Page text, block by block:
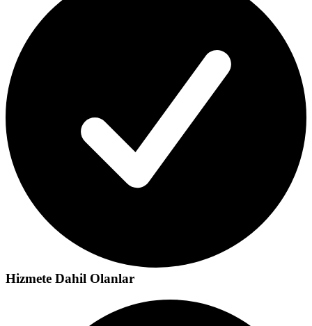
Hizmete Dahil Olanlar